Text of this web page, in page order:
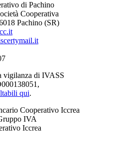
di Pachino
Cooperativa
Pachino (SR)
vigilanza di IVASS
qui.
Cooperativo Iccrea
IVA
Iccrea